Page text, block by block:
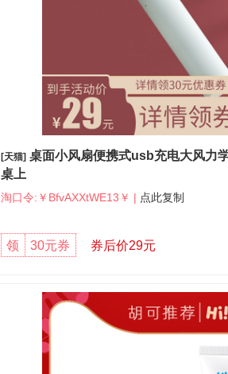
[天猫]桌面小风扇便携式usb充电大风力
桌上
淘口令:￥BfvAXXtWE13￥ | 点此复制
领 30元券 券后价29元